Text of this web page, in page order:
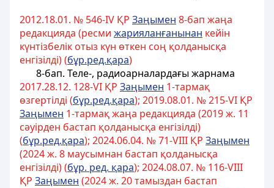
2012.18.01. № 546-ІV ҚР Заңымен 8-бап жаңа
редакцияда (ресми жарияланғанынан кейiн
күнтiзбелiк отыз күн өткен соң қолданысқа
енгiзiлдi) (бұр.ред.қара)
8-бап. Теле-, радиоарналардағы жарнама
2017.28.12. 128-VI ҚР Заңымен 1-тармақ
өзгертілді (бұр.ред.қара); 2019.08.01. № 215-VІ ҚР
Заңымен 1-тармақ жаңа редакцияда (2019 ж. 11
сәуірден бастап қолданысқа енгізілді)
(бұр.ред.қара); 2024.06.04. № 71-VIII ҚР Заңымен
(2024 ж. 8 маусымнан бастап қолданысқа
енгізілді) (бұр. ред. қара); 2024.08.07. № 116-VІІІ
ҚР Заңымен (2024 ж. 20 тамыздан бастап